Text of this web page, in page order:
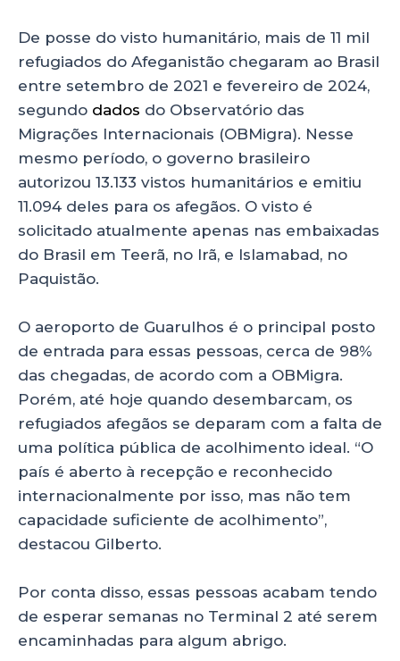
De posse do visto humanitário, mais de 11 mil
refugiados do Afeganistão chegaram ao Brasil
entre setembro de 2021 e fevereiro de 2024,
segundo dados do Observatório das
Migrações Internacionais (OBMigra). Nesse
mesmo período, o governo brasileiro
autorizou 13.133 vistos humanitários e emitiu
11.094 deles para os afegãos. O visto é
solicitado atualmente apenas nas embaixadas
do Brasil em Teerã, no Irã, e Islamabad, no
Paquistão.
O aeroporto de Guarulhos é o principal posto
de entrada para essas pessoas, cerca de 98%
das chegadas, de acordo com a OBMigra.
Porém, até hoje quando desembarcam, os
refugiados afegãos se deparam com a falta de
uma política pública de acolhimento ideal. “O
país é aberto à recepção e reconhecido
internacionalmente por isso, mas não tem
capacidade suficiente de acolhimento”,
destacou Gilberto.
Por conta disso, essas pessoas acabam tendo
de esperar semanas no Terminal 2 até serem
encaminhadas para algum abrigo.